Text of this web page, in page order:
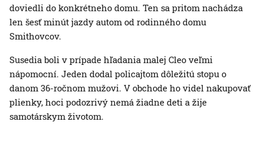
doviedli do konkrétneho domu. Ten sa pritom nachádza
len šesť minút jazdy autom od rodinného domu
Smithovcov.
Susedia boli v prípade hľadania malej Cleo veľmi
nápomocní. Jeden dodal policajtom dôležitú stopu o
danom 36-ročnom mužovi. V obchode ho videl nakupovať
plienky, hoci podozrivý nemá žiadne deti a žije
samotárskym životom.